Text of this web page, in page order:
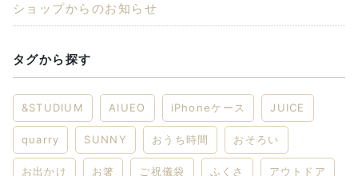
ショップからのお知らせ
タグから探す
&STUDIUM AIUEO iPhoneケース JUICE
quarry SUNNY おうち時間 おそろい
お出かけ お箸 ご祝儀袋 ふくさ アウトドア